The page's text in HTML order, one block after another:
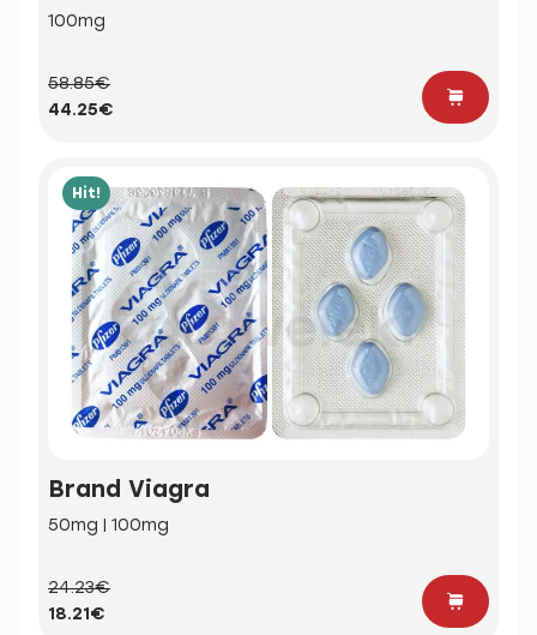
100mg
58.85€
44.25€
Hit!
Brand Viagra
50mg | 100mg
24.23€
18.21€